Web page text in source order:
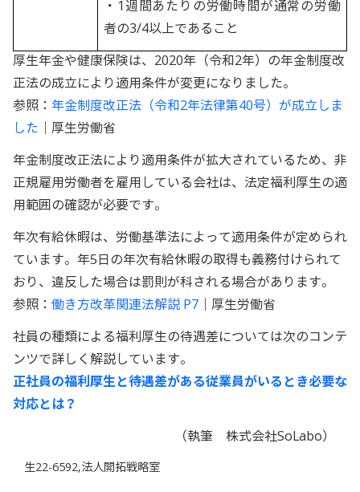
・1週間あたりの労働時間が通常の労働
者の3/4以上であること
厚生年金や健康保険は、2020年（令和2年）の年金制度改
正法の成立により適用条件が変更になりました。
参照： 年金制度改正法（令和2年法律第40号）が成立しま
した ｜厚生労働省
年金制度改正法により適用条件が拡大されているため、非
正規雇用労働者を雇用している会社は、法定福利厚生の適
用範囲の確認が必要です。
年次有給休暇は、労働基準法によって適用条件が定められ
ています。年5日の年次有給休暇の取得も義務付けられて
おり、違反した場合は罰則が科される場合があります。
参照： 働き方改革関連法解説 P7 ｜厚生労働省
社員の種類による福利厚生の待遇差については次のコンテ
ンツで詳しく解説しています。
正社員の福利厚生と待遇差がある従業員がいるとき必要な
対応とは？
（執筆 株式会社SoLabo）
生22-6592,法人開拓戦略室